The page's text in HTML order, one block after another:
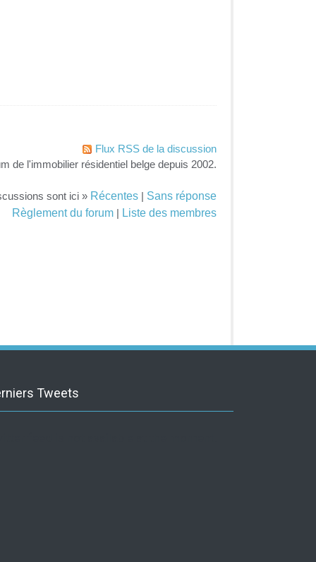
Flux RSS de la discussion
de l'immobilier résidentiel belge depuis 2002.
sont ici » Récentes | Sans réponse
Règlement du forum | Liste des membres
Tweets